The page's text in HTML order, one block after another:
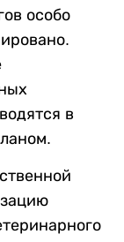
особо
в